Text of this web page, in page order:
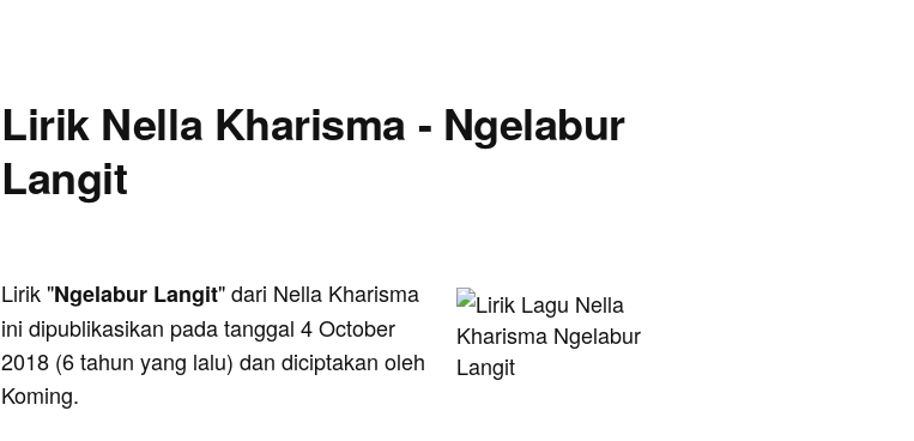
Lirik Nella Kharisma - Ngelabur
Langit
Lirik "Ngelabur Langit" dari Nella Kharisma
ini dipublikasikan pada tanggal 4 October
2018 (6 tahun yang lalu) dan diciptakan oleh
Koming.